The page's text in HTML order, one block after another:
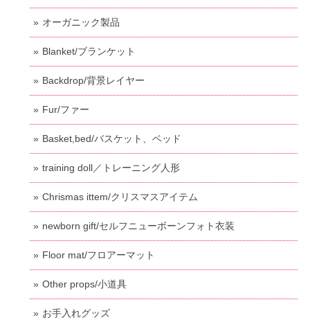
オーガニック製品
Blanket/ブランケット
Backdrop/背景レイヤー
Fur/ファー
Basket,bed/バスケット、ベッド
training doll／トレーニング人形
Chrismas ittem/クリスマスアイテム
newborn gift/セルフニューボーンフォト衣装
Floor mat/フロアーマット
Other props/小道具
お手入れグッズ